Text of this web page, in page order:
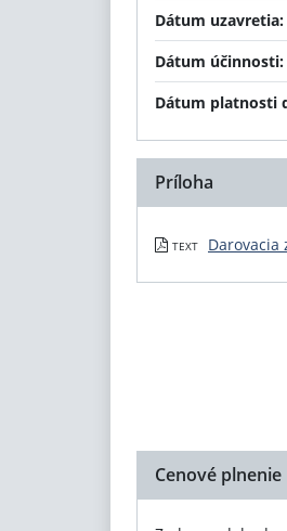
Dátum uzavretia:
Dátum účinnosti:
Dátum platnosti
Príloha
TEXT Darovacia
Cenové plnenie